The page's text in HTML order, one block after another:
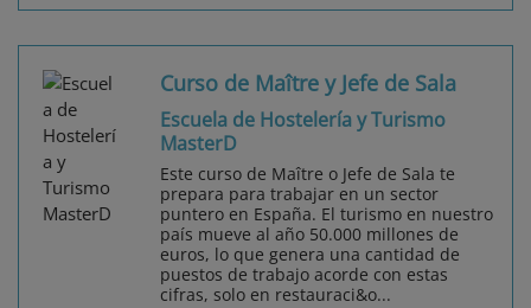
Curso de Maître y Jefe de Sala
Escuela de Hostelería y Turismo
MasterD
Este curso de Maître o Jefe de Sala te
prepara para trabajar en un sector
puntero en España. El turismo en nuestro
país mueve al año 50.000 millones de
euros, lo que genera una cantidad de
puestos de trabajo acorde con estas
cifras, solo en restauraci&o...